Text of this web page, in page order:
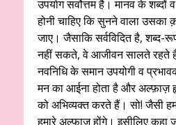
उपयोग सर्वोत्तम है। मानव के शब्दों
होनी चाहिए कि सुनने वाला उसका
जाए। जैसाकि सर्वविदित है, शब्द-
नहीं सकते, वे आजीवन सालते रहते
नवनिधि के समान उपयोगी व
मन का आईना होता है और अल्फ़ाज़
को अभिव्यक्त करते हैं। सो! जैसी
हमारे अल्फ़ाज़ होंगे। इसीलिए कहा